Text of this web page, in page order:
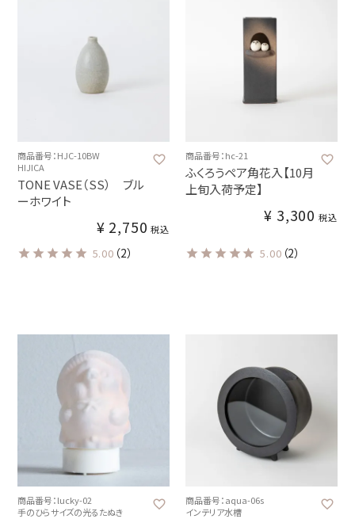
商品番号：HJC-10BW
HIJICA
TONE VASE（SS） ブル
ーホワイト
¥ 2,750 税込
5.00 （2）
商品番号：hc-21
ふくろうペア角花入【10月
上旬入荷予定】
¥ 3,300 税込
5.00 （2）
商品番号：lucky-02
手のひらサイズの光るたぬき
商品番号：aqua-06s
インテリア水槽